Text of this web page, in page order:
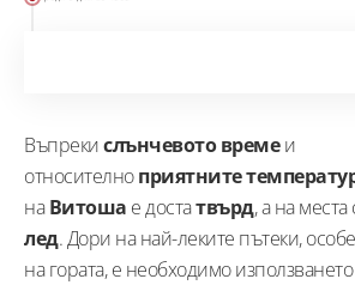
Въпрекислънчевото времеи
относителноприятните
наВитоша е достатвърд, а на места
лед. Дори на най-леките пътеки,
на гората, е необходимо